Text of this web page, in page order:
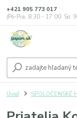
+421 905 773 017
(Po-Pia, 8:30 - 17:00, So:
Úvod SPOLOČENSKÉ